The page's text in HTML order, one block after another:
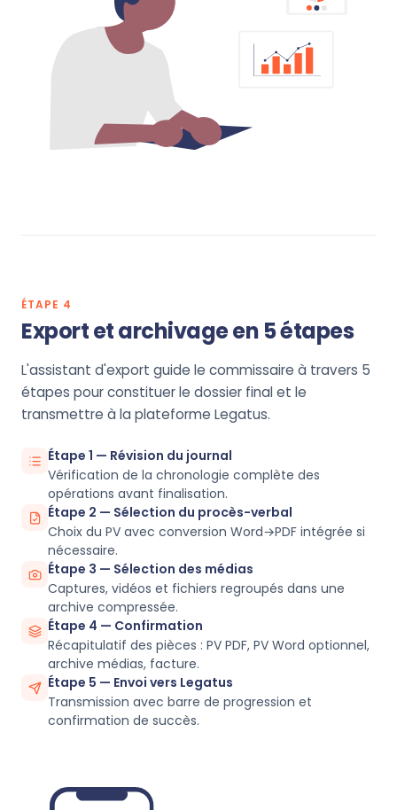
ÉTAPE 4
Export et archivage en 5 étapes
L'assistant d'export guide le commissaire à travers 5
étapes pour constituer le dossier final et le
transmettre à la plateforme Legatus.
Étape 1 — Révision du journal
Vérification de la chronologie complète des
opérations avant finalisation.
Étape 2 — Sélection du procès-verbal
Choix du PV avec conversion Word→PDF intégrée si
nécessaire.
Étape 3 — Sélection des médias
Captures, vidéos et fichiers regroupés dans une
archive compressée.
Étape 4 — Confirmation
Récapitulatif des pièces : PV PDF, PV Word optionnel,
archive médias, facture.
Étape 5 — Envoi vers Legatus
Transmission avec barre de progression et
confirmation de succès.